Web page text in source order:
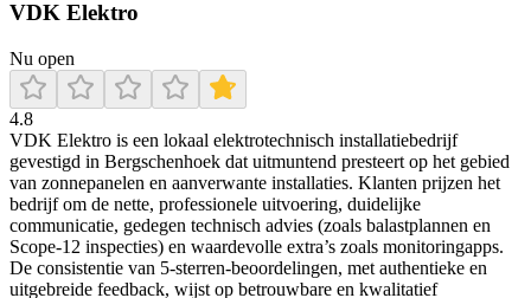
VDK Elektro
Nu open
4.8
VDK Elektro is een lokaal elektrotechnisch installatiebedrijf
gevestigd in Bergschenhoek dat uitmuntend presteert op het gebied
van zonnepanelen en aanverwante installaties. Klanten prijzen het
bedrijf om de nette, professionele uitvoering, duidelijke
communicatie, gedegen technisch advies (zoals balastplannen en
Scope‑12 inspecties) en waardevolle extra’s zoals monitoringapps.
De consistentie van 5-sterren‑beoordelingen, met authentieke en
uitgebreide feedback, wijst op betrouwbare en kwalitatief